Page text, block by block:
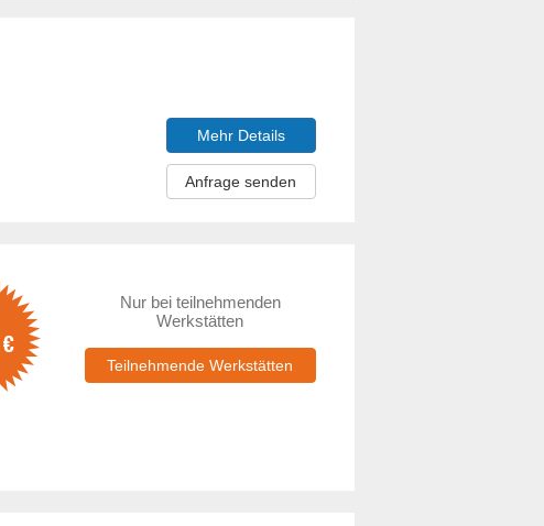
Mehr Details
Anfrage senden
€
Nur bei teilnehmenden
Werkstätten
Teilnehmende Werkstätten